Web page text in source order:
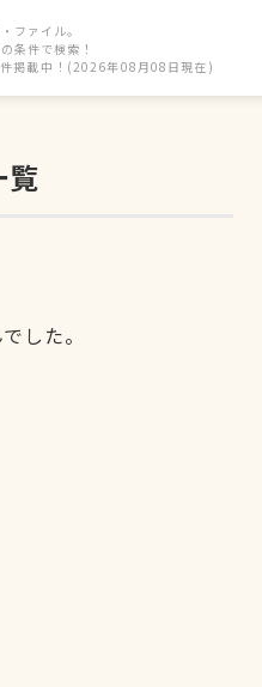
ファイル。
条件で検索！
掲載中！(2026年08月08日現在)
覧
した。